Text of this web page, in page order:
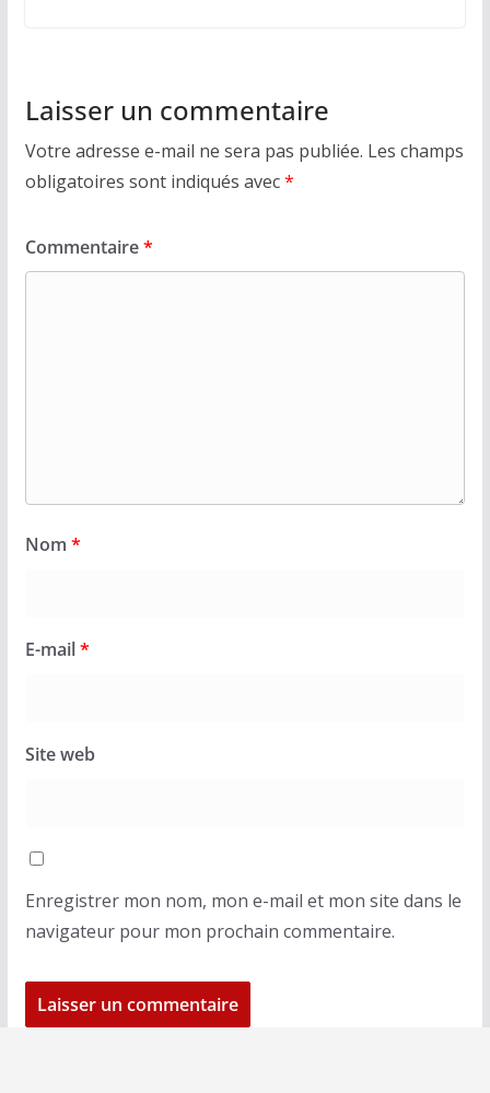
Laisser un commentaire
Votre adresse e-mail ne sera pas publiée. Les champs
obligatoires sont indiqués avec*
Commentaire*
Nom *
E-mail*
Site web
Enregistrer mon nom, mon e-mail et mon site dans le
navigateur pour mon prochain commentaire.